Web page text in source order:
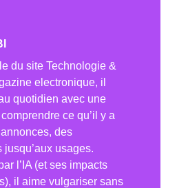
du site Technologie &
electronique, il
quotidien avec une
ce qu’il y a
des
jusqu’aux usages.
l’IA (et ses impacts
il aime vulgariser sans